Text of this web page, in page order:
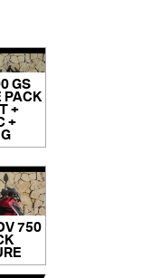
GS
PACK
+
+
750